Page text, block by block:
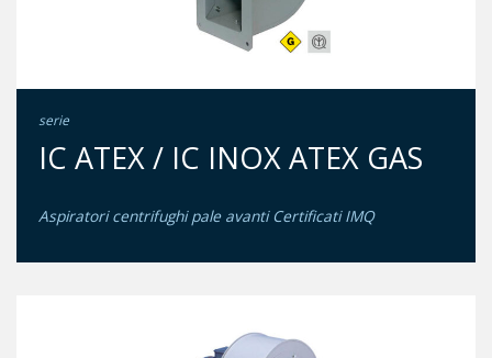
serie
IC ATEX / IC INOX ATEX GAS
Aspiratori centrifughi pale avanti Certificati IMQ